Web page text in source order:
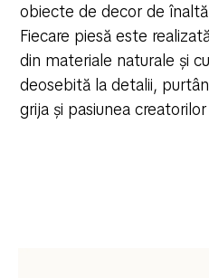
obiecte de decor de
Fiecare piesă este
din materiale naturale și
deosebită la detalii,
grija și pasiunea creatorilor